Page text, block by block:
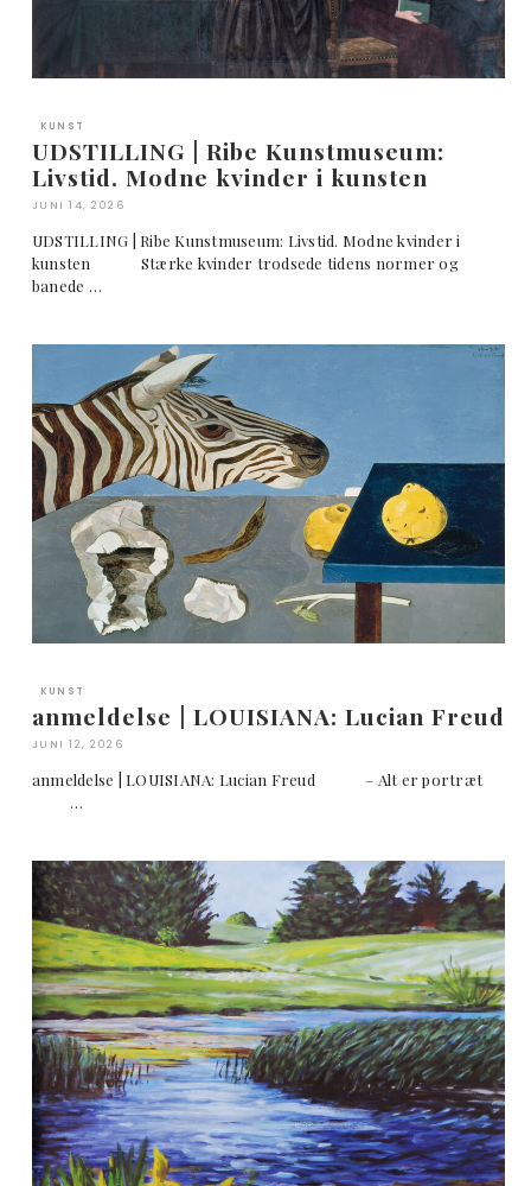
KUNST
UDSTILLING | Ribe Kunstmuseum:
Livstid. Modne kvinder i kunsten
JUNI 14, 2026
UDSTILLING | Ribe Kunstmuseum: Livstid. Modne kvinder i
kunsten Stærke kvinder trodsede tidens normer og
banede …
KUNST
anmeldelse | LOUISIANA: Lucian Freud
JUNI 12, 2026
anmeldelse | LOUISIANA: Lucian Freud – Alt er portræt
…